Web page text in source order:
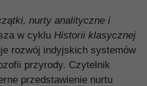
nurty analityczne i
w cyklu Historii klasycznej
rozwój indyjskich systemów
przyrody. Czytelnik
przedstawienie nurtu